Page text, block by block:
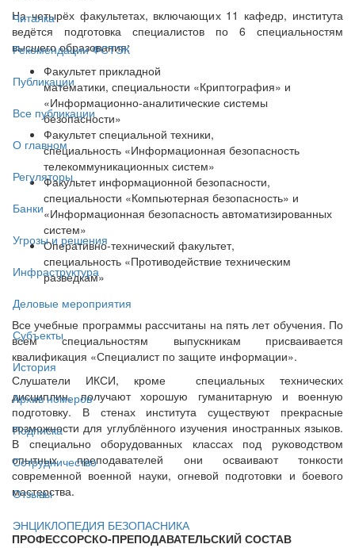
Читалка
Рекомендации ФСТЭК
Публикации
Все публикации
О главном
Регуляторы
Банки
Угрозы и решения
Инфраструктура
Деловые мероприятия
Субъекты
История
Архив номеров
Подписка
Сотрудничество
Отзывы
ЭНЦИКЛОПЕДИЯ БЕЗОПАСНИКА
На четырёх факультетах, включающих 11 кафедр, института
ведётся подготовка специалистов по 6 специальностям
высшего образования:
Факультет прикладной
математики, специальности «Криптография» и
«Информационно-аналитические системы
безопасности»
Факультет специальной техники,
специальность «Информационная безопасность
телекоммуникационных систем»
Факультет информационной безопасности,
специальности «Компьютерная безопасность» и
«Информационная безопасность автоматизированных
систем»
Оперативно-технический факультет,
специальность «Противодействие техническим
разведкам»
Все учебные программы рассчитаны на пять лет обучения. По
всем специальностям выпускникам присваивается
квалификация «Специалист по защите информации».
Слушатели ИКСИ, кроме специальных технических
дисциплин, получают хорошую гуманитарную и военную
подготовку. В стенах института существуют прекрасные
возможности для углублённого изучения иностранных языков.
В специально оборудованных классах под руководством
опытных преподавателей они осваивают тонкости
современной военной науки, огневой подготовки и боевого
мастерства.
ПРОФЕССОРСКО-ПРЕПОДАВАТЕЛЬСКИЙ СОСТАВ